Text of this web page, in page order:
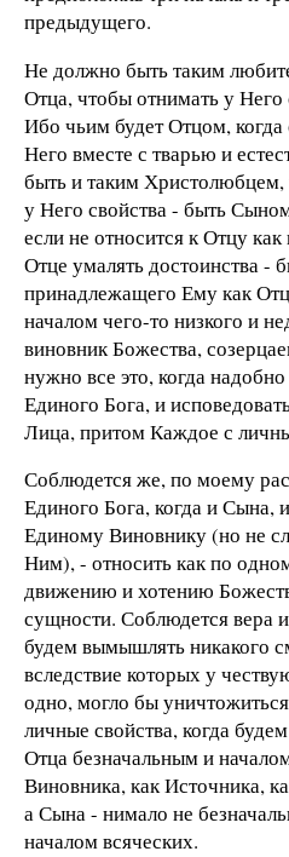
предыдущего.
Не должно быть таким
Отца, чтобы отнимать у
Ибо чьим будет Отцом,
Него вместе с тварью и
быть и таким
у Него свойства - быть
если не относится к Отцу
Отце умалять достоинства -
принадлежащего Ему как
началом чего-то низкого и
виновник Божества,
нужно все это, когда
Единого Бога, и
Лица, притом Каждое с
Соблюдется же, по моему
Единого Бога, когда и Сына,
Единому Виновнику (но не
Ним), - относить как по
движению и хотению
сущности. Соблюдется вера
будем вымышлять никакого
вследствие которых у
одно, могло бы
личные свойства, когда
Отца безначальным и
Виновника, как Источника,
а Сына - нимало не
началом всяческих.